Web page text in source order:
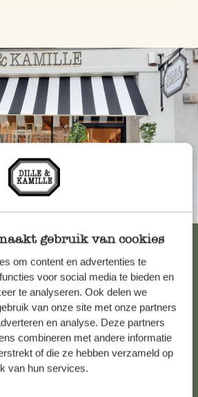
gebruik van cookies
om content en advertenties te
voor social media te bieden en
te analyseren. Ook delen we
van onze site met onze partners
en analyse. Deze partners
combineren met andere informatie
of die ze hebben verzameld op
van hun services.
der Nähe
anzeigen
Hilfe
oder Tipps und Hilfe brauchen, wenden
Kundenservice. Oder lesen Sie hier
gestellte Fragen